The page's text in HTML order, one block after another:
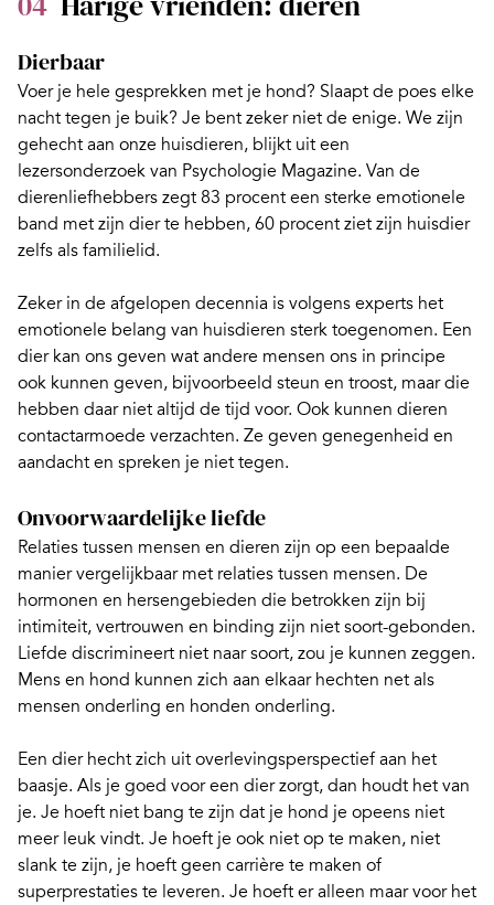
Dierbaar
Voer je hele gesprekken met je hond? Slaapt de poes elke
nacht tegen je buik? Je bent zeker niet de enige. We zijn
gehecht aan onze huisdieren, blijkt uit een
lezersonderzoek van Psychologie Magazine. Van de
dierenliefhebbers zegt 83 procent een sterke emotionele
band met zijn dier te hebben, 60 procent ziet zijn huisdier
zelfs als familielid.
Zeker in de afgelopen decennia is volgens experts het
emotionele belang van huisdieren sterk toegenomen. Een
dier kan ons geven wat andere mensen ons in principe
ook kunnen geven, bijvoorbeeld steun en troost, maar die
hebben daar niet altijd de tijd voor. Ook kunnen dieren
contactarmoede verzachten. Ze geven genegenheid en
aandacht en spreken je niet tegen.
Onvoorwaardelijke liefde
Relaties tussen mensen en dieren zijn op een bepaalde
manier vergelijkbaar met relaties tussen mensen. De
hormonen en hersengebieden die betrokken zijn bij
intimiteit, vertrouwen en binding zijn niet soort-gebonden.
Liefde discrimineert niet naar soort, zou je kunnen zeggen.
Mens en hond kunnen zich aan elkaar hechten net als
mensen onderling en honden onderling.
Een dier hecht zich uit overlevingsperspectief aan het
baasje. Als je goed voor een dier zorgt, dan houdt het van
je. Je hoeft niet bang te zijn dat je hond je opeens niet
meer leuk vindt. Je hoeft je ook niet op te maken, niet
slank te zijn, je hoeft geen carrière te maken of
superprestaties te leveren. Je hoeft er alleen maar voor het